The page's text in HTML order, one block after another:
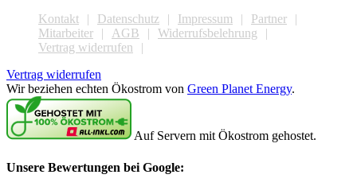
Kontakt
Datenschutz Impressum
Partner
Mitarbeiter
AGB
Widerrufsbelehrung
Vertrag widerrufen
Vertrag widerrufen
Wir beziehen echten Ökostrom von Green Planet Energy.
Auf Servern mit Ökostrom gehostet.
Unsere Bewertungen bei Google: